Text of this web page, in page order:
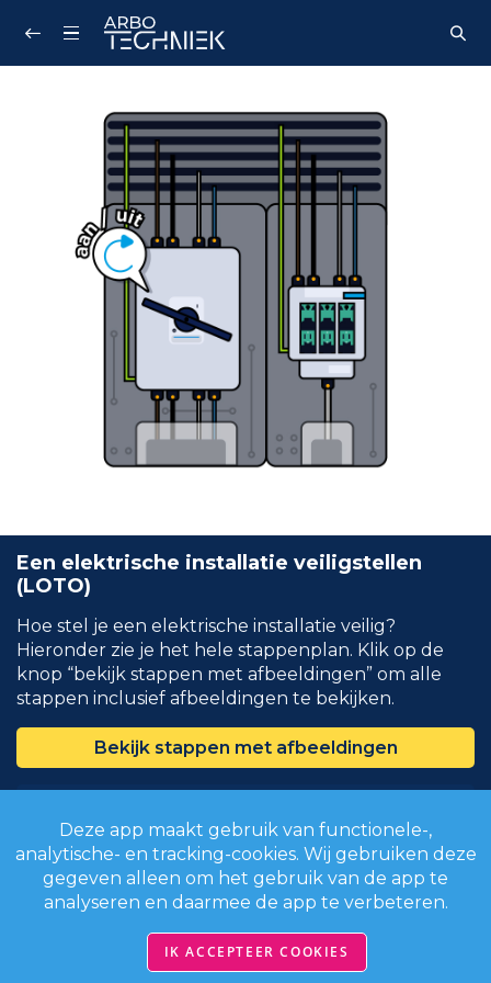
Zoeken...
Een elektrische installatie veiligstellen
(LOTO)
Hoe stel je een elektrische installatie veilig?
Hieronder zie je het hele stappenplan. Klik op de
knop “bekijk stappen met afbeeldingen” om alle
stappen inclusief afbeeldingen te bekijken.
Bekijk stappen met afbeeldingen
Schakel en scheidt alle actieve delen van de
installatie(s) waar je aan gaat werken van alle
voedingsbronnen.
Vergrendel en plaats een waarschuwingslabel.
Deze app maakt gebruik van functionele-,
analytische- en tracking-cookies. Wij gebruiken deze
gegeven alleen om het gebruik van de app te
analyseren en daarmee de app te verbeteren.
IK ACCEPTEER COOKIES